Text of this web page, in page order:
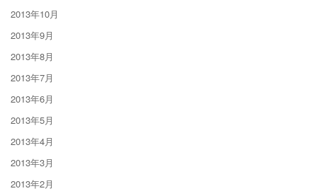
2013年10月
2013年9月
2013年8月
2013年7月
2013年6月
2013年5月
2013年4月
2013年3月
2013年2月